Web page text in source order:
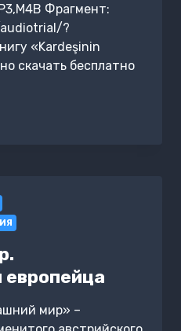
Фрагмент:
?
«Kardeşinin
скачать бесплатно
мир» –